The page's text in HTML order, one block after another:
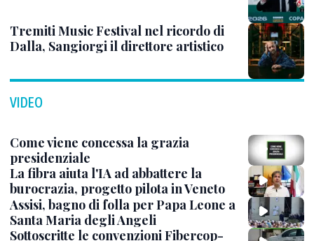
Tremiti Music Festival nel ricordo di
Dalla, Sangiorgi il direttore artistico
VIDEO
Come viene concessa la grazia
presidenziale
La fibra aiuta l'IA ad abbattere la
burocrazia, progetto pilota in Veneto
Assisi, bagno di folla per Papa Leone a
Santa Maria degli Angeli
Sottoscritte le convenzioni Fibercop-